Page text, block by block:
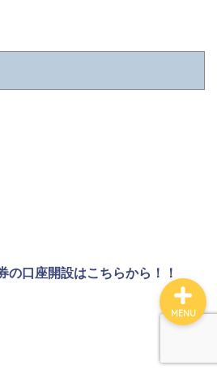
の口座開設はこちらから！！
MENU